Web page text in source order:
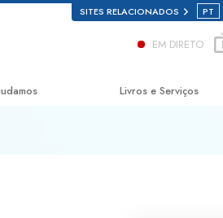
SITES RELACIONADOS PT
EM DIRETO
Livros e Serviços